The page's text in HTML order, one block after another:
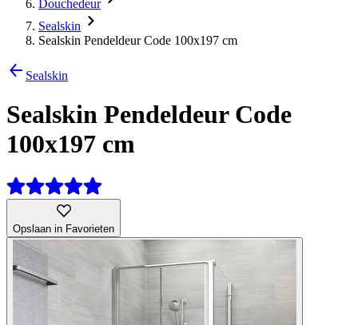
Douchedeur
Sealskin
Sealskin Pendeldeur Code 100x197 cm
Sealskin
Sealskin Pendeldeur Code
100x197 cm
Opslaan in Favorieten